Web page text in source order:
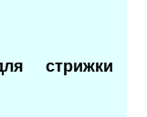
стрижки